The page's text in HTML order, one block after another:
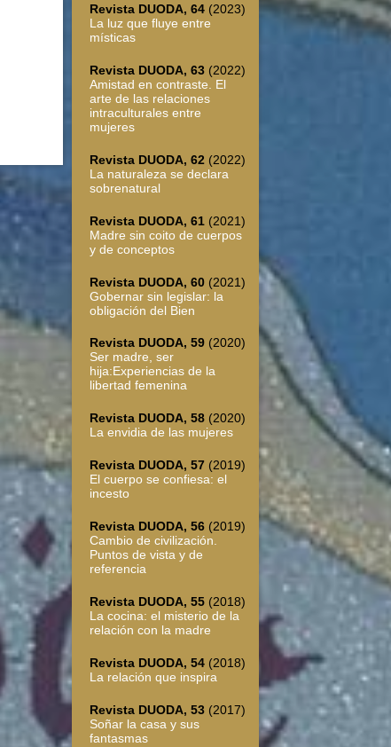
Revista DUODA, 64 (2023)
La luz que fluye entre
místicas
Revista DUODA, 63 (2022)
Amistad en contraste. El
arte de las relaciones
intraculturales entre
mujeres
Revista DUODA, 62 (2022)
La naturaleza se declara
sobrenatural
Revista DUODA, 61 (2021)
Madre sin coito de cuerpos
y de conceptos
Revista DUODA, 60 (2021)
Gobernar sin legislar: la
obligación del Bien
Revista DUODA, 59 (2020)
Ser madre, ser
hija:Experiencias de la
libertad femenina
Revista DUODA, 58 (2020)
La envidia de las mujeres
Revista DUODA, 57 (2019)
El cuerpo se confiesa: el
incesto
Revista DUODA, 56 (2019)
Cambio de civilización.
Puntos de vista y de
referencia
Revista DUODA, 55 (2018)
La cocina: el misterio de la
relación con la madre
Revista DUODA, 54 (2018)
La relación que inspira
Revista DUODA, 53 (2017)
Soñar la casa y sus
fantasmas